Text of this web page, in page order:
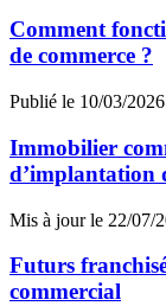
Comment
de commerce ?
Publié le 10/03/2026
Immobilier
d’implantation
Mis à jour le 22/07/
Futurs
commercial